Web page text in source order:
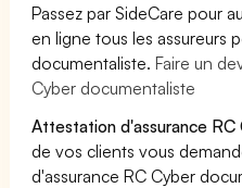
Passez par SideCare pour
en ligne tous les assureurs
documentaliste.Faire un
Cyber documentaliste
Attestation d'assurance
de vos clients vous
d'assurance RC Cyber